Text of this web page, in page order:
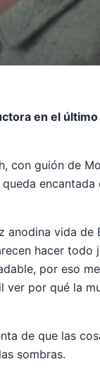
en el
con guión de
encantada
vida de
hacer
por eso
por qué la
de que las
sombras.